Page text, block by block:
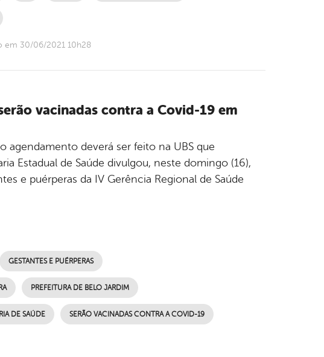
em 30/06/2021 10h28
vacinadas contra a Covid-19 em
agendamento deverá ser feito na UBS que
Estadual de Saúde divulgou, neste domingo (16),
e puérperas da IV Gerência Regional de Saúde
GESTANTES E PUÉRPERAS
PREFEITURA DE BELO JARDIM
DE SAÚDE SERÃO VACINADAS CONTRA A COVID-19